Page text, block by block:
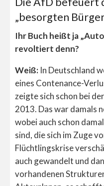
„besorgten
Ihr Buch heißt ja
revoltiert denn?
Weiß: In Deutschland
eines Contenance-
zeigte sich schon bei
2013. Das war damals
wobei auch schon
sind, die sich im Zuge
Flüchtlingskrise
auch gewandelt und
vorhandenen